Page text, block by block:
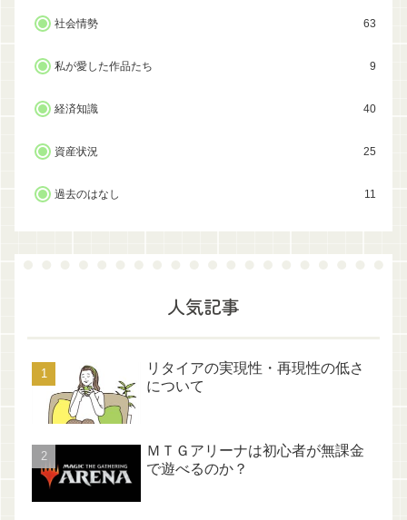
社会情勢 63
私が愛した作品たち 9
経済知識 40
資産状況 25
過去のはなし 11
人気記事
リタイアの実現性・再現性の低さ
について
ＭＴＧアリーナは初心者が無課金
で遊べるのか？